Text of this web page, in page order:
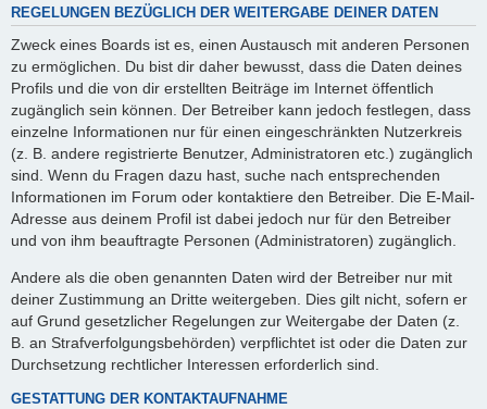
REGELUNGEN BEZÜGLICH DER WEITERGABE DEINER DATEN
Zweck eines Boards ist es, einen Austausch mit anderen Personen
zu ermöglichen. Du bist dir daher bewusst, dass die Daten deines
Profils und die von dir erstellten Beiträge im Internet öffentlich
zugänglich sein können. Der Betreiber kann jedoch festlegen, dass
einzelne Informationen nur für einen eingeschränkten Nutzerkreis
(z. B. andere registrierte Benutzer, Administratoren etc.) zugänglich
sind. Wenn du Fragen dazu hast, suche nach entsprechenden
Informationen im Forum oder kontaktiere den Betreiber. Die E-Mail-
Adresse aus deinem Profil ist dabei jedoch nur für den Betreiber
und von ihm beauftragte Personen (Administratoren) zugänglich.
Andere als die oben genannten Daten wird der Betreiber nur mit
deiner Zustimmung an Dritte weitergeben. Dies gilt nicht, sofern er
auf Grund gesetzlicher Regelungen zur Weitergabe der Daten (z.
B. an Strafverfolgungsbehörden) verpflichtet ist oder die Daten zur
Durchsetzung rechtlicher Interessen erforderlich sind.
GESTATTUNG DER KONTAKTAUFNAHME